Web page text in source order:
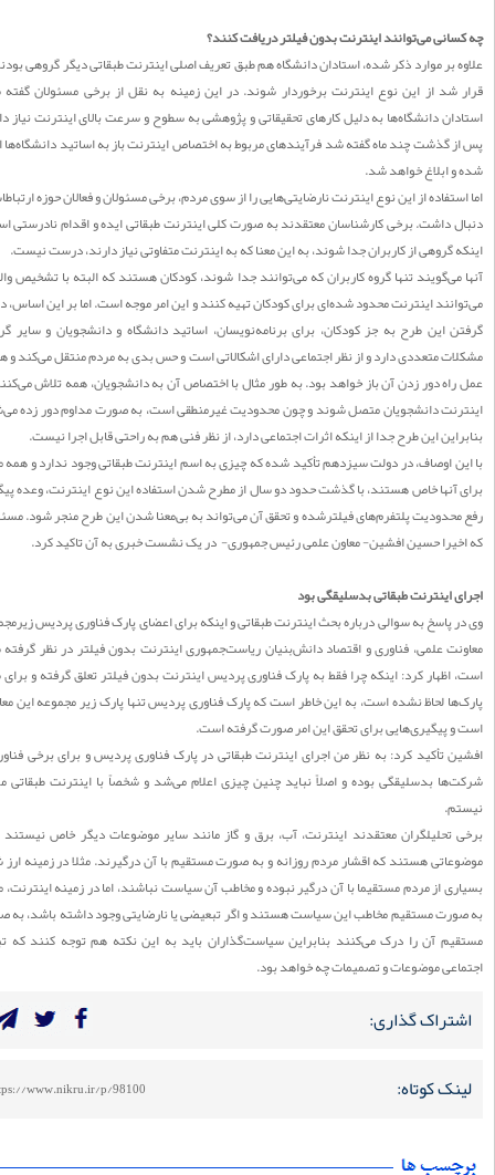
می‌توانند اینترنت بدون فیلتر دریافت کنند؟
بر موارد ذکر شده، استادان دانشگاه هم طبق تعریف اصلی اینترنت طبقاتی دیگر گروهی بودند که
شد از این نوع اینترنت برخوردار شوند. در این زمینه به نقل از برخی مسئولان گفته شده
دانشگاه‌ها به دلیل کارهای تحقیقاتی و پژوهشی به سطوح و سرعت بالای اینترنت نیاز دارند؛
گذشت چند ماه گفته شد فرآیندهای مربوط به اختصاص اینترنت باز به اساتید دانشگاه‌ها انجام
ابلاغ خواهد شد.
از این نوع اینترنت نارضایتی‌هایی را از سوی مردم، برخی مسئولان و فعالان حوزه ارتباطات به
داشت. برخی کارشناسان معتقدند به صورت کلی اینترنت طبقاتی ایده و اقدام نادرستی است و
گروهی از کاربران جدا شوند، به این معنا که به اینترنت متفاوتی نیاز دارند، درست نیست.
تنها گروه کاربران که می‌توانند جدا شوند، کودکان هستند که البته با تشخیص والدین
اینترنت محدود شده‌ای برای کودکان تهیه کنند و این امر موجه است. اما بر این اساس، درنظر
این طرح به جز کودکان، برای برنامه‌نویسان، اساتید دانشگاه و دانشجویان و سایر گروه‌ها
متعددی دارد و از نظر اجتماعی دارای اشکالاتی است و حس بدی به مردم منتقل می‌کند و هم در
دور زدن آن باز خواهد بود. به طور مثال با اختصاص آن به دانشجویان، همه تلاش می‌کنند به
دانشجویان متصل شوند و چون محدودیت غیرمنطقی است، به صورت مداوم دور زده می‌شود؛
این طرح جدا از اینکه اثرات اجتماعی دارد، از نظر فنی هم به راحتی قابل اجرا نیست.
اوصاف، در دولت سیزدهم تأکید شده که چیزی به اسم اینترنت طبقاتی وجود ندارد و همه مردم
آنها خاص هستند، با گذشت حدود دو سال از مطرح شدن استفاده این نوع اینترنت، وعده پیگیری
پلتفرم‌های فیلترشده و تحقق آن می‌تواند به بی‌معنا شدن این طرح منجر شود. مسئله‌ای
حسین افشین- معاون علمی رئیس جمهوری- در یک نشست خبری به آن تاکید کرد.
اینترنت طبقاتی بدسلیقگی بود
پاسخ به سوالی درباره بحث اینترنت طبقاتی و اینکه برای اعضای پارک فناوری پردیس زیرمجموعه
علمی، فناوری و اقتصاد دانش‌بنیان ریاست‌جمهوری اینترنت بدون فیلتر در نظر گرفته شده
کرد: اینکه چرا فقط به پارک فناوری پردیس اینترنت بدون فیلتر تعلق گرفته و برای سایر
لحاظ نشده است، به این خاطر است که پارک فناوری پردیس تنها پارک زیر مجموعه این معاونت
پیگیری‌هایی برای تحقق این امر صورت گرفته است.
تأکید کرد: به نظر من اجرای اینترنت طبقاتی در پارک فناوری پردیس و برای برخی فناوران و
بدسلیقگی بوده و اصلاً نباید چنین چیزی اعلام می‌شد و شخصاً با اینترنت طبقاتی موافق
تحلیلگران معتقدند اینترنت، آب، برق و گاز مانند سایر موضوعات دیگر خاص نیستند بلکه
هستند که اقشار مردم روزانه و به صورت مستقیم با آن درگیرند. مثلا در زمینه ارز شاید
از مردم مستقیما با آن درگیر نبوده و مخاطب آن سیاست نباشند، اما در زمینه اینترنت، مردم
مستقیم مخاطب این سیاست هستند و اگر تبعیضی یا نارضایتی وجود داشته باشد، به صورت
آن را درک می‌کنند بنابراین سیاست‌گذاران باید به این نکته هم توجه کنند که تبعات
موضوعات و تصمیمات چه خواهد بود.
گذاری:
کوتاه:
https://www.nikru.ir/p/98100